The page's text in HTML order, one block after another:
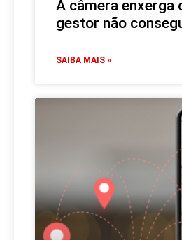
A câmera enxerga
gestor não
SAIBA MAIS »